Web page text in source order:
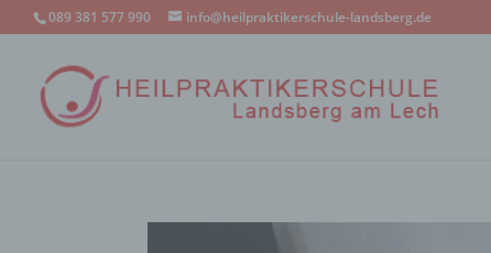
089 381 577 990 info@heilpraktikerschule-landsberg.de